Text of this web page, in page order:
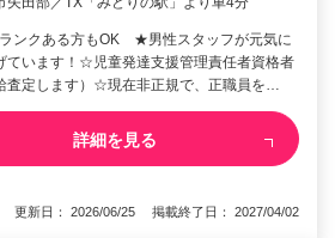
ンクある方もOK ★男性スタッフが元気に
ています！☆児童発達支援管理責任者資格者
査定します）☆現在非正規で、正職員を…
詳細を見る
更新日： 2026/06/25 掲載終了日： 2027/04/02